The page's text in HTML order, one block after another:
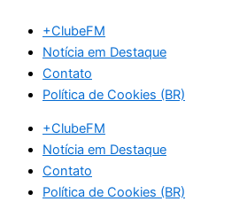
para
conteúdo
+ClubeFM
Notícia em Destaque
Contato
Política de Cookies (BR)
+ClubeFM
Notícia em Destaque
Contato
Política de Cookies (BR)